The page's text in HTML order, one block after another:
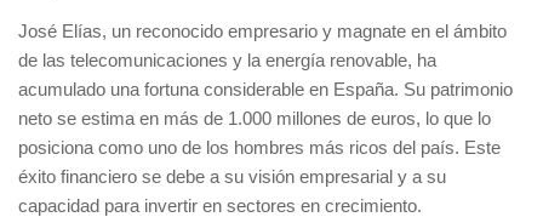
José Elías, un reconocido empresario y magnate en el ámbito
de las telecomunicaciones y la energía renovable, ha
acumulado una fortuna considerable en España. Su patrimonio
neto se estima en más de 1.000 millones de euros, lo que lo
posiciona como uno de los hombres más ricos del país. Este
éxito financiero se debe a su visión empresarial y a su
capacidad para invertir en sectores en crecimiento.